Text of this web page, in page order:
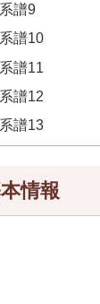
系譜9
系譜10
系譜11
系譜12
系譜13
情報